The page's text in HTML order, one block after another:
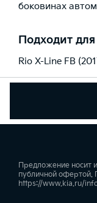
боковинах
Подходит
Rio X-Line FB
Предложение носит
публичной офертой.
https://www.kia.ru/